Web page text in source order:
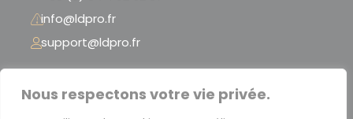
Nous respectons votre vie privée.
info@ldpro.fr
support@ldpro.fr
« La Serre Numérique »